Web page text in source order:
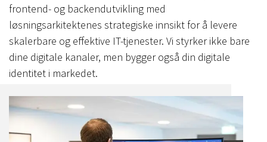
frontend- og backendutvikling med
løsningsarkitektenes strategiske innsikt for å levere
skalerbare og effektive IT-tjenester. Vi styrker ikke bare
dine digitale kanaler, men bygger også din digitale
identitet i markedet.